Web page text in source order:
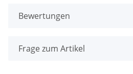
Bewertungen
Frage zum Artikel